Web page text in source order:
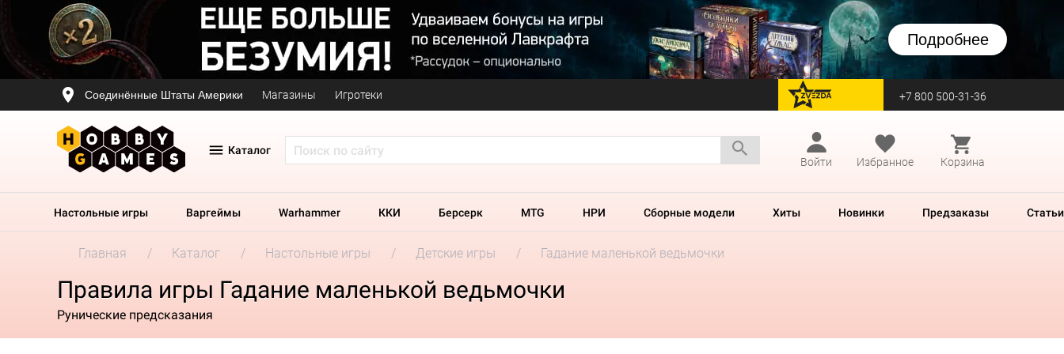
Подробнее
Соединённые Штаты Америки Магазины Игротеки перейти на Zvezda +7 800 500-31-36
Каталог
Войти
Избранное Корзина
Настольные игры Варгеймы Warhammer ККИ Берсерк MTG НРИ Сборные модели Хиты Новинки Предзаказы Статьи
Главная Каталог Настольные игры Детские игры Гадание маленькой ведьмочки
Правила игры Гадание маленькой ведьмочки
Рунические предсказания